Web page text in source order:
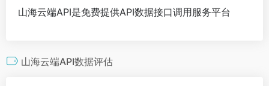
山海云端API是免费提供API数据接口调用服务平台
山海云端API数据评估